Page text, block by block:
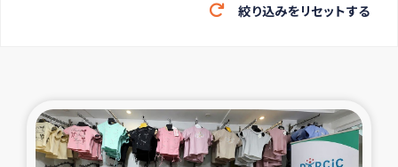
緊急救援の時代
東ティモール豪雨緊急支援
大雨による洪水被災者支援
絞り込みをリセットする